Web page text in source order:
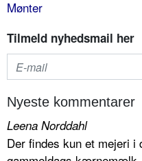
Mønter
Tilmeld nyhedsmail her
Nyeste kommentarer
Leena Norddahl
Der findes kun et mejeri i